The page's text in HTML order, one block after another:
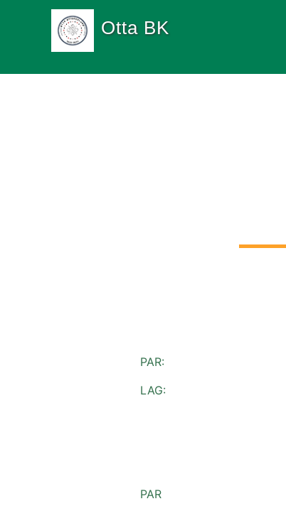
Otta BK
PAR:
LAG:
PAR